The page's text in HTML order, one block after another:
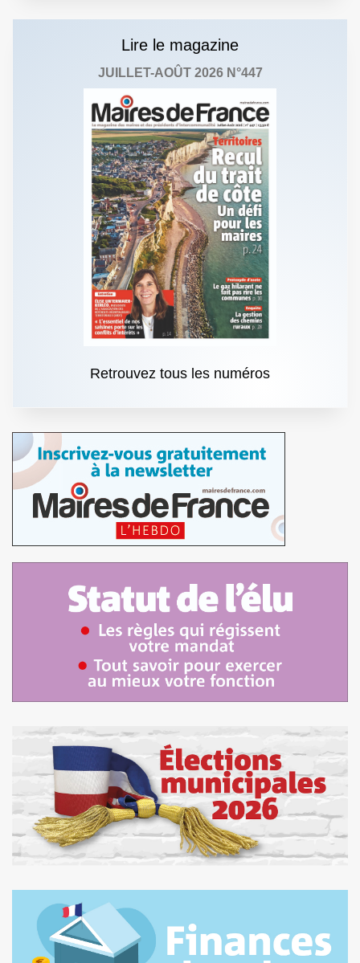
Lire le magazine
JUILLET-AOÛT 2026 N°447
Retrouvez tous les numéros